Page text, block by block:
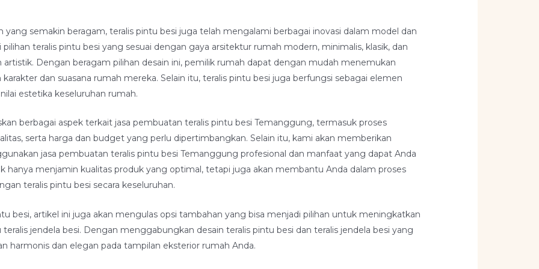
yang semakin beragam, teralis pintu besi juga telah mengalami berbagai inovasi dalam model dan
pilihan teralis pintu besi yang sesuai dengan gaya arsitektur rumah modern, minimalis, klasik, dan
artistik. Dengan beragam pilihan desain ini, pemilik rumah dapat dengan mudah menemukan
dan suasana rumah mereka. Selain itu, teralis pintu besi juga berfungsi sebagai elemen
estetika keseluruhan rumah.
berbagai aspek terkait jasa pembuatan teralis pintu besi Temanggung, termasuk proses
serta harga dan budget yang perlu dipertimbangkan. Selain itu, kami akan memberikan
jasa pembuatan teralis pintu besi Temanggung profesional dan manfaat yang dapat Anda
hanya menjamin kualitas produk yang optimal, tetapi juga akan membantu Anda dalam proses
teralis pintu besi secara keseluruhan.
besi, artikel ini juga akan mengulas opsi tambahan yang bisa menjadi pilihan untuk meningkatkan
jendela besi. Dengan menggabungkan desain teralis pintu besi dan teralis jendela besi yang
harmonis dan elegan pada tampilan eksterior rumah Anda.